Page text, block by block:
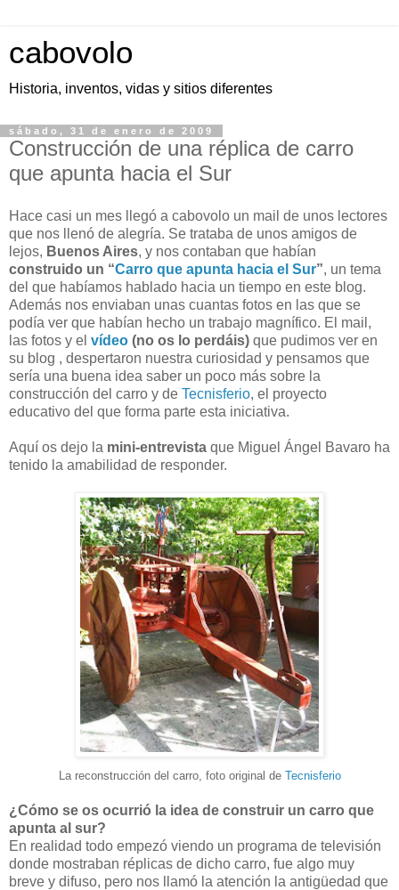
cabovolo
Historia, inventos, vidas y sitios diferentes
sábado, 31 de enero de 2009
Construcción de una réplica de carro
que apunta hacia el Sur
Hace casi un mes llegó a cabovolo un mail de unos lectores
que nos llenó de alegría. Se trataba de unos amigos de
lejos, Buenos Aires, y nos contaban que habían
construido un “Carro que apunta hacia el Sur”, un tema
del que habíamos hablado hacia un tiempo en este blog.
Además nos enviaban unas cuantas fotos en las que se
podía ver que habían hecho un trabajo magnífico. El mail,
las fotos y el vídeo (no os lo perdáis) que pudimos ver en
su blog , despertaron nuestra curiosidad y pensamos que
sería una buena idea saber un poco más sobre la
construcción del carro y de Tecnisferio, el proyecto
educativo del que forma parte esta iniciativa.
Aquí os dejo la mini-entrevista que Miguel Ángel Bavaro ha
tenido la amabilidad de responder.
La reconstrucción del carro, foto original de Tecnisferio
¿Cómo se os ocurrió la idea de construir un carro que
apunta al sur?
En realidad todo empezó viendo un programa de televisión
donde mostraban réplicas de dicho carro, fue algo muy
breve y difuso, pero nos llamó la atención la antigüedad que